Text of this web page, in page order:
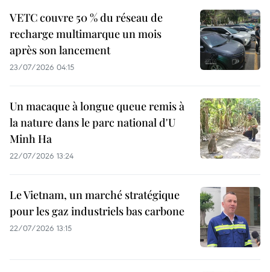
VETC couvre 50 % du réseau de
recharge multimarque un mois
après son lancement
23/07/2026 04:15
Un macaque à longue queue remis à
la nature dans le parc national d'U
Minh Ha
22/07/2026 13:24
Le Vietnam, un marché stratégique
pour les gaz industriels bas carbone
22/07/2026 13:15